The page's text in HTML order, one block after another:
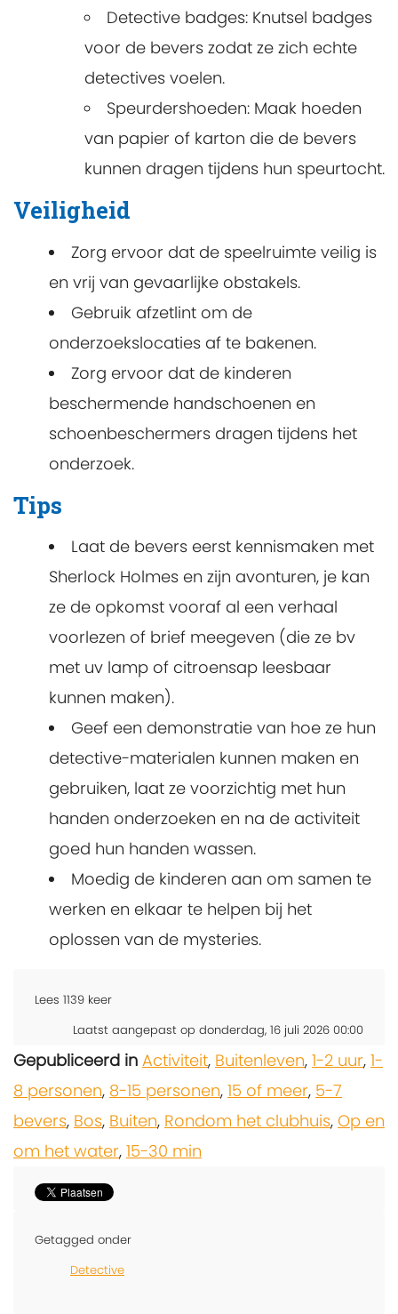
Detective badges: Knutsel badges
voor de bevers zodat ze zich echte
detectives voelen.
Speurdershoeden: Maak hoeden
van papier of karton die de bevers
kunnen dragen tijdens hun speurtocht.
Veiligheid
Zorg ervoor dat de speelruimte veilig is
en vrij van gevaarlijke obstakels.
Gebruik afzetlint om de
onderzoekslocaties af te bakenen.
Zorg ervoor dat de kinderen
beschermende handschoenen en
schoenbeschermers dragen tijdens het
onderzoek.
Tips
Laat de bevers eerst kennismaken met
Sherlock Holmes en zijn avonturen, je kan
ze de opkomst vooraf al een verhaal
voorlezen of brief meegeven (die ze bv
met uv lamp of citroensap leesbaar
kunnen maken).
Geef een demonstratie van hoe ze hun
detective-materialen kunnen maken en
gebruiken, laat ze voorzichtig met hun
handen onderzoeken en na de activiteit
goed hun handen wassen.
Moedig de kinderen aan om samen te
werken en elkaar te helpen bij het
oplossen van de mysteries.
Lees 1139 keer
Laatst aangepast op donderdag, 16 juli 2026 00:00
Gepubliceerd in Activiteit, Buitenleven, 1-2 uur, 1-
8 personen, 8-15 personen, 15 of meer, 5-7
bevers, Bos, Buiten, Rondom het clubhuis, Op en
om het water, 15-30 min
Getagged onder
Detective